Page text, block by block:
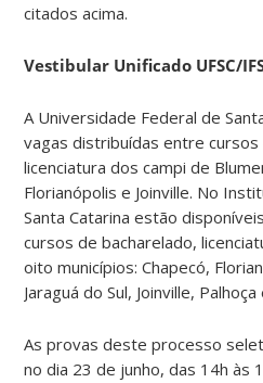
citados acima.
Vestibular Unificado UFSC/
A Universidade Federal de
vagas distribuídas entre cursos
licenciatura dos campi de
Florianópolis e Joinville. No
Santa Catarina estão
cursos de bacharelado,
oito municípios: Chapecó,
Jaraguá do Sul, Joinville, Palhoça
As provas deste processo
no dia 23 de junho, das 14h às